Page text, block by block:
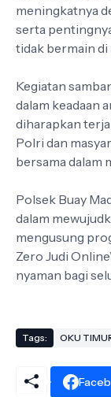
meningkatnya
serta
tidak bermain di
Kegiatan
dalam keadaan
diharapkan
Polri dan
bersama dalam
Polsek Buay
dalam
mengusung
Zero Judi
nyaman bagi
Tags: OKU